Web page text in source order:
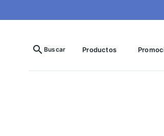
search Buscar Productos